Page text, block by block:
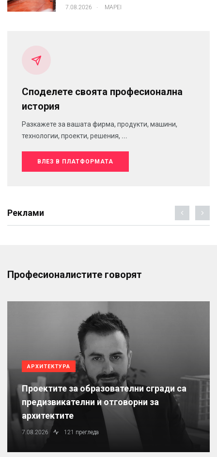
7.08.2026 . MAPEI
Споделете своята професионална
история
Разкажете за вашата фирма, продукти, машини,
технологии, проекти, решения, ...
ВЛЕЗ В ПЛАТФОРМАТА
Реклами
Професионалистите говорят
АРХИТЕКТУРА
Проектите за образователни сгради са
предизвикателни и отговорни за
архитектите
7.08.2026 121 прегледа